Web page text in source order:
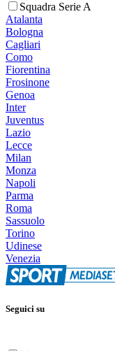
Squadra Serie A
Atalanta
Bologna
Cagliari
Como
Fiorentina
Frosinone
Genoa
Inter
Juventus
Lazio
Lecce
Milan
Monza
Napoli
Parma
Roma
Sassuolo
Torino
Udinese
Venezia
Seguici su